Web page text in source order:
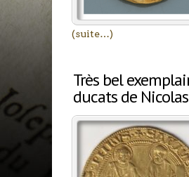
(suite…)
Très bel
ducats de